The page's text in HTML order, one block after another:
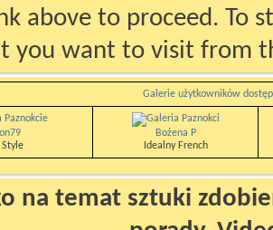
above to proceed. To
you want to visit from
Galerie użytkowników
Style
Bożena P
Idealny French
na temat sztuki